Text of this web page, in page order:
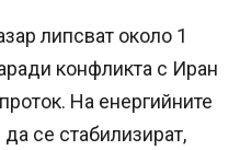
липсват около 1
конфликта с Иран
На енергийните
се стабилизират,